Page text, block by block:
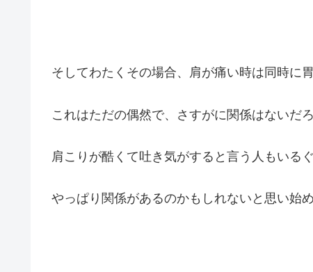
そしてわたくその場合、肩が痛い時は同時に胃
これはただの偶然で、さすがに関係はないだ
肩こりが酷くて吐き気がすると言う人もいる
やっぱり関係があるのかもしれないと思い始め